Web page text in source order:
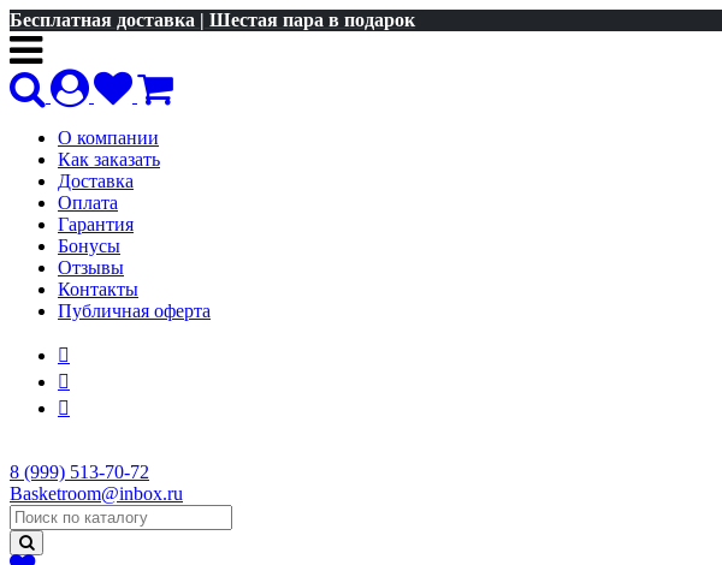
Бесплатная доставка | Шестая пара в подарок
О компании
Как заказать
Доставка
Оплата
Гарантия
Бонусы
Отзывы
Контакты
Публичная оферта
8 (999) 513-70-72
Basketroom@inbox.ru